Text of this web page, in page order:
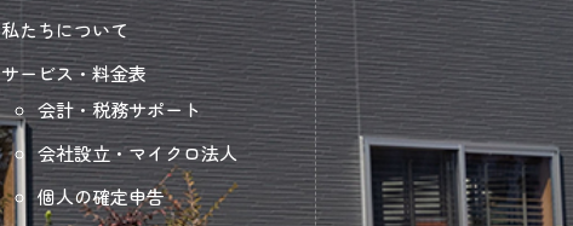
私たちについて
サービス・料金表
会計・税務サポート
会社設立・マイクロ法人
個人の確定申告